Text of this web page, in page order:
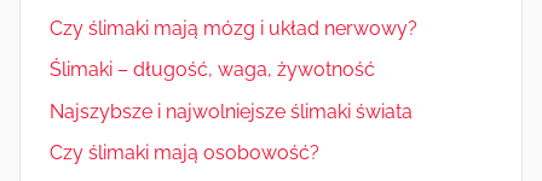
Czy ślimaki mają mózg i układ nerwowy?
Ślimaki – długość, waga, żywotność
Najszybsze i najwolniejsze ślimaki świata
Czy ślimaki mają osobowość?